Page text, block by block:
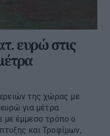
ευρώ στις
της χώρας με
για μέτρα
με έμμεσο τρόπο ο
και Τροφίμων,